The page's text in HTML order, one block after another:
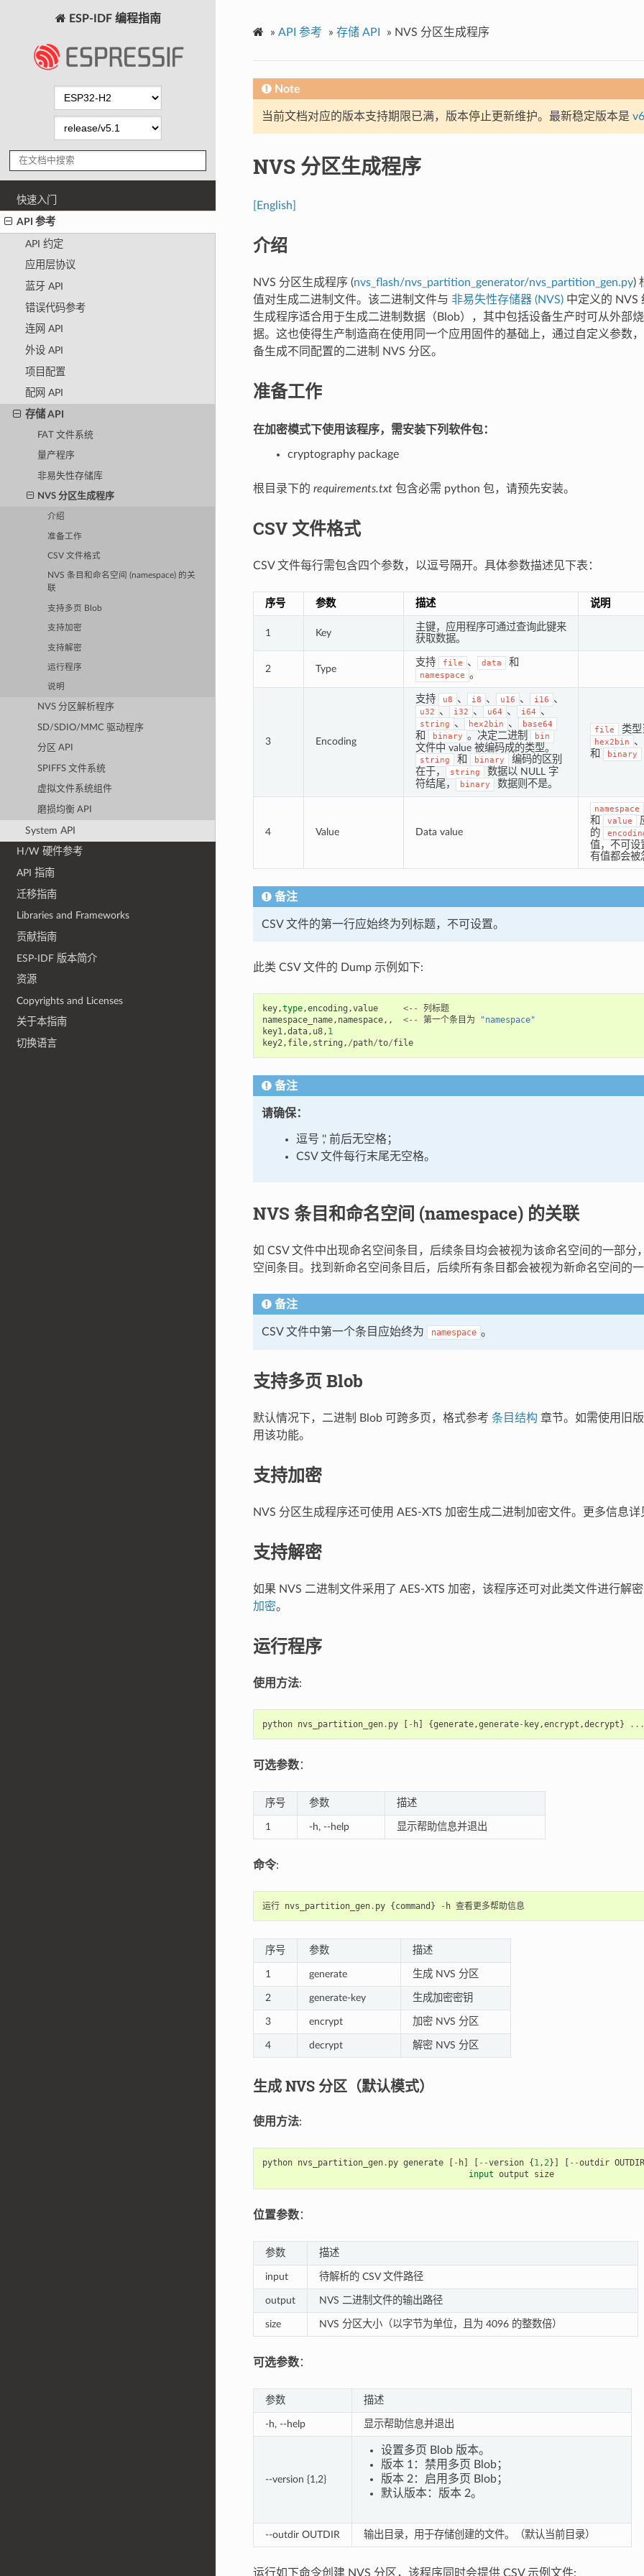
ESP-IDF 编程指南
快速入门
API 参考
API 约定
应用层协议
蓝牙 API
错误代码参考
连网 API
外设 API
项目配置
配网 API
存储 API
FAT 文件系统
量产程序
非易失性存储库
NVS 分区生成程序
介绍
准备工作
CSV 文件格式
NVS 条目和命名空间 (namespace) 的关
联
支持多页 Blob
支持加密
支持解密
运行程序
说明
NVS 分区解析程序
SD/SDIO/MMC 驱动程序
分区 API
SPIFFS 文件系统
虚拟文件系统组件
磨损均衡 API
System API
H/W 硬件参考
API 指南
迁移指南
Libraries and Frameworks
贡献指南
ESP-IDF 版本简介
资源
Copyrights and Licenses
关于本指南
切换语言
» API 参考 » 存储 API » NVS 分区生成程序
Note
当前文档对应的版本支持期限已满，版本停止更新维护。最新稳定版本是
NVS 分区生成程序
[English]
介绍
NVS 分区生成程序 (nvs_flash/nvs_partition_generator/nvs_partition_gen.py)
值对生成二进制文件。该二进制文件与 非易失性存储器 (NVS)中定义的 NVS
生成程序适合用于生成二进制数据（Blob），其中包括设备生产时可从外部
据。这也使得生产制造商在使用同一个应用固件的基础上，通过自定义参数
备生成不同配置的二进制 NVS 分区。
准备工作
在加密模式下使用该程序，需安装下列软件包：
cryptography package
根目录下的 requirements.txt包含必需 python 包，请预先安装。
CSV 文件格式
CSV 文件每行需包含四个参数，以逗号隔开。具体参数描述见下表：
序号 参数 描述 说明
1 Key
主键，应用程序可通过查询此键来
获取数据。
2 Type
支持 file 、 data 和
namespace 。
3 Encoding
支持 u8 、 i8 、 u16 、 i16 、
u32 、 i32 、 u64 、 i64 、
string 、 hex2bin 、 base64
和 binary 。决定二进制 bin
文件中 value 被编码成的类型。
string 和 binary
编码的区别
在于，
string
数据以 NULL 字
符结尾，
binary 数据则不是。
file 类
hex2bin
、
和
binary
4 Value Data value
namespace
和
value
的
值，不可设
有值都会被
备注
CSV 文件的第一行应始终为列标题，不可设置。
此类 CSV 文件的 Dump 示例如下:
key,type,encoding ,value <--
列标题
namespace_name, namespace,, <-- 第一个条目为
"namespace"
key1,data, u8, 1
key2, file, string , /path/to/file
备注
请确保：
逗号 ',' 前后无空格；
CSV 文件每行末尾无空格。
NVS 条目和命名空间 (namespace) 的关联
如 CSV 文件中出现命名空间条目，后续条目均会被视为该命名空间的一部分
空间条目。找到新命名空间条目后，后续所有条目都会被视为新命名空间的
备注
CSV 文件中第一个条目应始终为 namespace 。
支持多页 Blob
默认情况下，二进制 Blob 可跨多页，格式参考 条目结构 章节。如需使用旧
用该功能。
支持加密
NVS 分区生成程序还可使用 AES-XTS 加密生成二进制加密文件。更多信息
支持解密
如果 NVS 二进制文件采用了 AES-XTS 加密，该程序还可对此类文件进行解
加密。
运行程序
使用方法:
python nvs_partition_gen. py [ - h] {generate,generate- key,encrypt ,decrypt} ...
可选参数：
序号 参数 描述
1 -h, --help 显示帮助信息并退出
命令:
运行 nvs_partition_gen. py {command } - h 查看更多帮助信息
序号 参数 描述
1 generate 生成 NVS 分区
2 generate-key 生成加密密钥
3 encrypt 加密 NVS 分区
4 decrypt 解密 NVS 分区
生成 NVS 分区（默认模式）
使用方法:
python nvs_partition_gen. py generate [ - h] [ --version {1,2}] [ --outdir OUTDIR
input output size
位置参数：
参数 描述
input 待解析的 CSV 文件路径
output NVS 二进制文件的输出路径
size NVS 分区大小（以字节为单位，且为 4096 的整数倍）
可选参数：
参数 描述
-h, --help 显示帮助信息并退出
--version {1,2}
设置多页 Blob 版本。
版本 1：禁用多页 Blob；
版本 2：启用多页 Blob；
默认版本：版本 2。
--outdir OUTDIR 输出目录，用于存储创建的文件。（默认当前目录）
运行如下命令创建 NVS 分区，该程序同时会提供 CSV 示例文件: